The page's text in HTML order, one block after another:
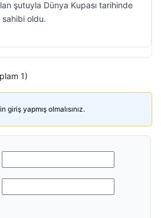
şutuyla Dünya Kupası tarihinde
oldu.
1)
giriş yapmış olmalısınız.